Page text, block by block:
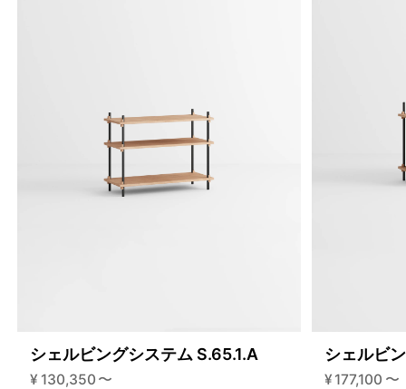
シェルビングシステム S.65.1.A
¥ 130,350 〜
シェルビ
¥ 177,100 〜